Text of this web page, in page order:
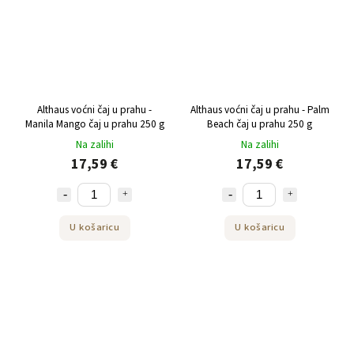
Althaus voćni čaj u prahu -
Manila Mango čaj u prahu 250 g
Na zalihi
17,59 €
U košaricu
Althaus voćni čaj u prahu - Palm
Beach čaj u prahu 250 g
Na zalihi
17,59 €
U košaricu